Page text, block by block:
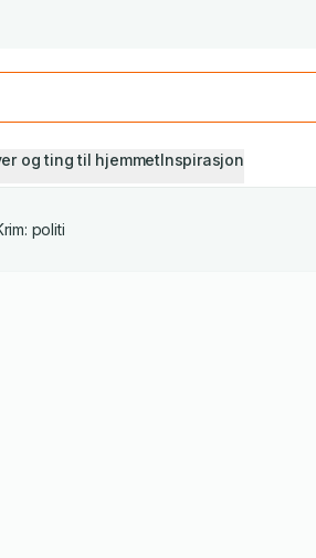
og ting til hjemmetInspirasjon
politi